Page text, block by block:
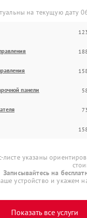
на текущую дату
панели
указаны
Записывайтесь на
устройство и укажем
Показать все услуги